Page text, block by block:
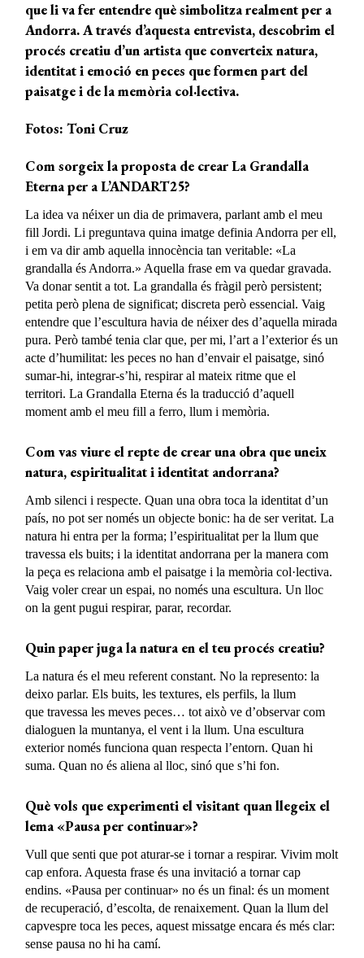
que li va fer entendre què simbolitza realment per a
Andorra. A través d’aquesta entrevista, descobrim el
procés creatiu d’un artista que converteix natura,
identitat i emoció en peces que formen part del
paisatge i de la memòria col·lectiva.
Fotos: Toni Cruz
Com sorgeix la proposta de crear La Grandalla
Eterna per aL’ANDART25?
La idea va néixer un dia de primavera, parlant amb el meu
fill Jordi. Li preguntava quina imatge definia Andorra per ell,
i em va dir amb aquella innocència tan veritable: «La
grandalla és Andorra.» Aquella frase em va quedar gravada.
Va donar sentit a tot. La grandalla és fràgil però persistent;
petita però plena de significat; discreta però essencial. Vaig
entendre que l’escultura havia de néixer des d’aquella mirada
pura. Però també tenia clar que, per mi, l’art a l’exterior és un
acte d’humilitat: les peces no han d’envair el paisatge, sinó
sumar-hi, integrar-s’hi, respirar al mateix ritme que el
territori. La Grandalla Eterna és la traducció d’aquell
moment amb el meu fill a ferro, llum i memòria.
Com vas viure el repte de crear una obra que uneix
natura, espiritualitat i identitat andorrana?
Amb silenci i respecte. Quan una obra toca la identitat d’un
país, no pot ser només un objecte bonic: ha de ser veritat. La
natura hi entra per la forma; l’espiritualitat per la llum que
travessa els buits; i la identitat andorrana per la manera com
la peça es relaciona amb el paisatge i la memòria col·lectiva.
Vaig voler crear un espai, no només una escultura. Un lloc
on la gent pugui respirar, parar, recordar.
Quin paper juga la natura en el teu procés creatiu?
La natura és el meu referent constant. No la represento: la
deixo parlar. Els buits, les textures, els perfils, la llum
que travessa les meves peces… tot això ve d’observar com
dialoguen la muntanya, el vent i la llum. Una escultura
exterior només funciona quan respecta l’entorn. Quan hi
suma. Quan no és aliena al lloc, sinó que s’hi fon.
Què vols que experimenti el visitant quan llegeix el
lema «Pausa per continuar»?
Vull que senti que pot aturar-se i tornar a respirar. Vivim molt
cap enfora. Aquesta frase és una invitació a tornar cap
endins. «Pausa per continuar» no és un final: és un moment
de recuperació, d’escolta, de renaixement. Quan la llum del
capvespre toca les peces, aquest missatge encara és més clar:
sense pausa no hi ha camí.